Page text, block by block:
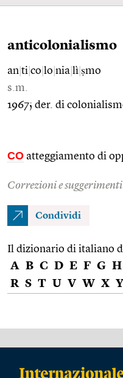
anticolonialismo
an ti co lo nia lì ṣmo
s.m.
1967; der. di
CO atteggiamento di
Correzioni e suggerimenti
Condividi
Il dizionario di italiano
A B C D E F G H
R S T U V W X Y